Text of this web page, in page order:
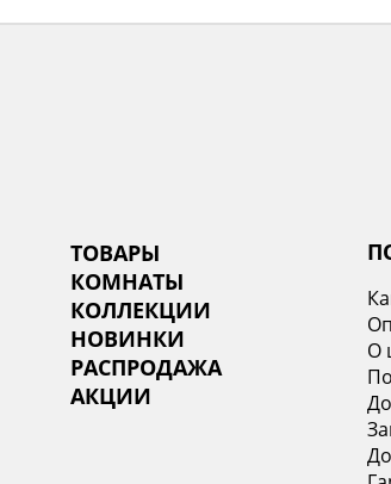
ТОВАРЫ
КОМНАТЫ
КОЛЛЕКЦИИ
НОВИНКИ
РАСПРОДАЖА
АКЦИИ
О